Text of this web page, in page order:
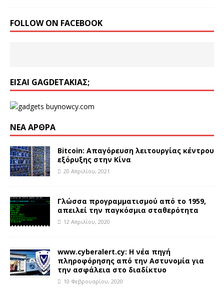
FOLLOW ON FACEBOOK
ΕΊΣΑΙ GAGDETΆΚΙΑΣ;
ΝΈΑ ΆΡΘΡΑ
Bitcoin: Απαγόρευση λειτουργίας κέντρου
εξόρυξης στην Κίνα
20 Απριλίου, 2021
Γλώσσα προγραμματισμού από το 1959,
απειλεί την παγκόσμια σταθερότητα
12 Απριλίου, 2020
www.cyberalert.cy: Η νέα πηγή
πληροφόρησης από την Αστυνομία για
την ασφάλεια στο διαδίκτυο
10 Φεβρουαρίου, 2020